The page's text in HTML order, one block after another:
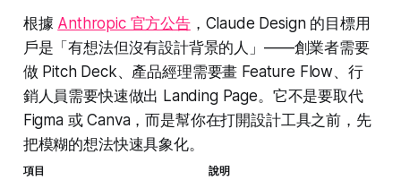
根據 Anthropic 官方公告，Claude Design 的目標用
戶是「有想法但沒有設計背景的人」——創業者需要
做 Pitch Deck、產品經理需要畫 Feature Flow、行
銷人員需要快速做出 Landing Page。它不是要取代
Figma 或 Canva，而是幫你在打開設計工具之前，先
把模糊的想法快速具象化。
項目 說明